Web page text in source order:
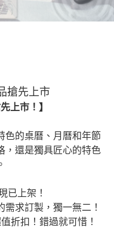
搶先上市
上市！】
色的桌曆、月曆和年節
，還是獨具匠心的特色
已上架！
求訂製，獨一無二！
折扣！錯過就可惜！